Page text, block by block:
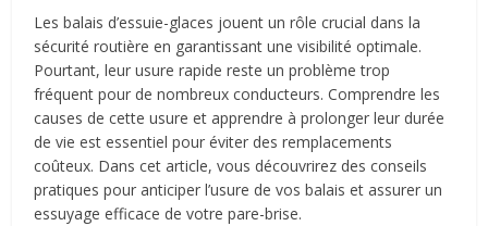
Les balais d’essuie-glaces jouent un rôle crucial dans la
sécurité routière en garantissant une visibilité optimale.
Pourtant, leur usure rapide reste un problème trop
fréquent pour de nombreux conducteurs. Comprendre les
causes de cette usure et apprendre à prolonger leur durée
de vie est essentiel pour éviter des remplacements
coûteux. Dans cet article, vous découvrirez des conseils
pratiques pour anticiper l’usure de vos balais et assurer un
essuyage efficace de votre pare-brise.